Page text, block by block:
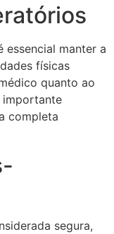
essencial manter a
físicas
quanto ao
importante
completa
segura,